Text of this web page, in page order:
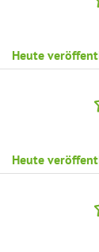
Heute
Heute